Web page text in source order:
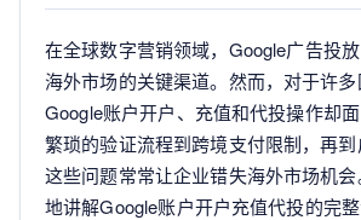
在全球数字营销领域，Google广告投
海外市场的关键渠道。然而，对于许多
Google账户开户、充值和代投操作却
繁琐的验证流程到跨境支付限制，再到
这些问题常常让企业错失海外市场机
地讲解Google账户开户充值代投的完